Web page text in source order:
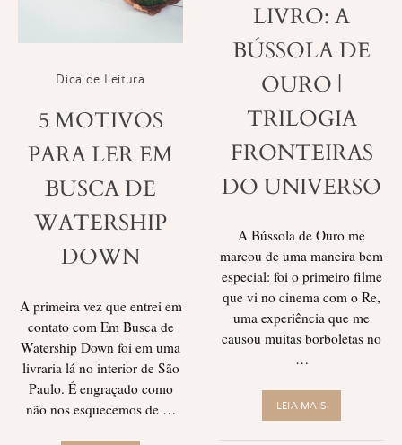
Dica de Leitura
5 MOTIVOS
PARA LER EM
BUSCA DE
WATERSHIP
DOWN
A primeira vez que entrei em
contato com Em Busca de
Watership Down foi em uma
livraria lá no interior de São
Paulo. É engraçado como
não nos esquecemos de …
LIVRO: A
BÚSSOLA DE
OURO |
TRILOGIA
FRONTEIRAS
DO UNIVERSO
A Bússola de Ouro me
marcou de uma maneira bem
especial: foi o primeiro filme
que vi no cinema com o Re,
uma experiência que me
causou muitas borboletas no
…
LEIA MAIS